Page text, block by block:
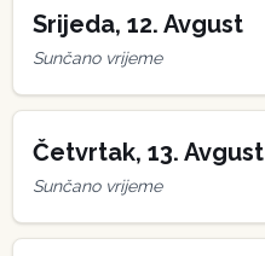
Srijeda, 12. Avgust
Sunčano vrijeme
Četvrtak, 13. Avgust
Sunčano vrijeme